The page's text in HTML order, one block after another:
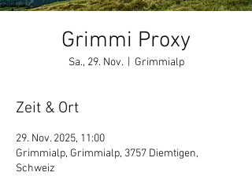
Grimmi Proxy
Sa., 29. Nov.
  |
Grimmialp
Zeit & Ort
29. Nov. 2025, 11:00
Grimmialp, Grimmialp, 3757 Diemtigen,
Schweiz